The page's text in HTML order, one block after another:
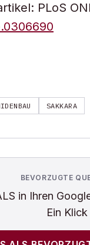
PLoS
SAKKARA
BEVORZUGTE
in Ihren
Ein